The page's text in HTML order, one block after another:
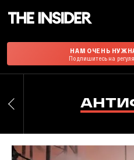
НАМ ОЧЕНЬ
Подпишитесь на